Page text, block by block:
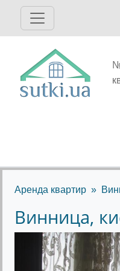
Аренда квартир
Винница,